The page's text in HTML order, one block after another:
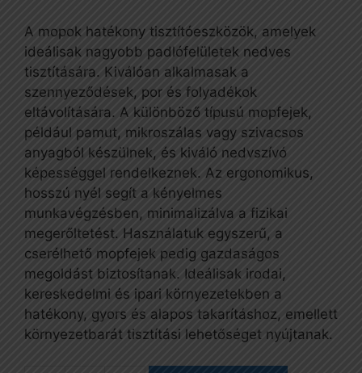
A mopok hatékony tisztítóeszközök, amelyek
ideálisak nagyobb padlófelületek nedves
tisztítására. Kiválóan alkalmasak a
szennyeződések, por és folyadékok
eltávolítására. A különböző típusú mopfejek,
például pamut, mikroszálas vagy szivacsos
anyagból készülnek, és kiváló nedvszívó
képességgel rendelkeznek. Az ergonomikus,
hosszú nyél segít a kényelmes
munkavégzésben, minimalizálva a fizikai
megerőltetést. Használatuk egyszerű, a
cserélhető mopfejek pedig gazdaságos
megoldást biztosítanak. Ideálisak irodai,
kereskedelmi és ipari környezetekben a
hatékony, gyors és alapos takarításhoz, emellett
környezetbarát tisztítási lehetőséget nyújtanak.